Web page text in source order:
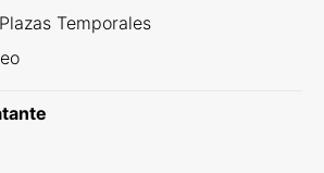
Temporales